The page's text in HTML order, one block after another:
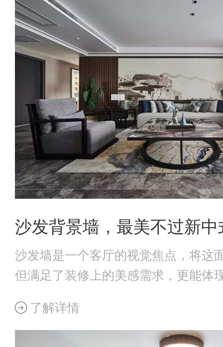
沙发背景墙，最美不过新中
沙发墙是一个客厅的视觉焦点，将这
但满足了装修上的美感需求，更能体
了解详情